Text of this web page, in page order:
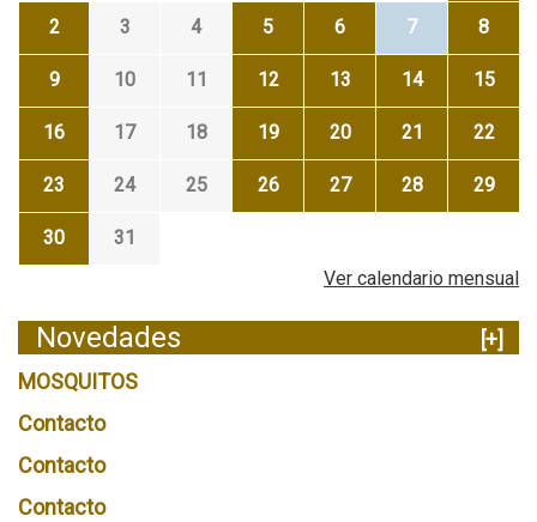
2 3 4 5 6 7 8
9 10 11 12 13 14 15
16 17 18 19 20 21 22
23 24 25 26 27 28 29
30
31
Ver calendario mensual
Novedades
[+]
MOSQUITOS
Contacto
Contacto
Contacto